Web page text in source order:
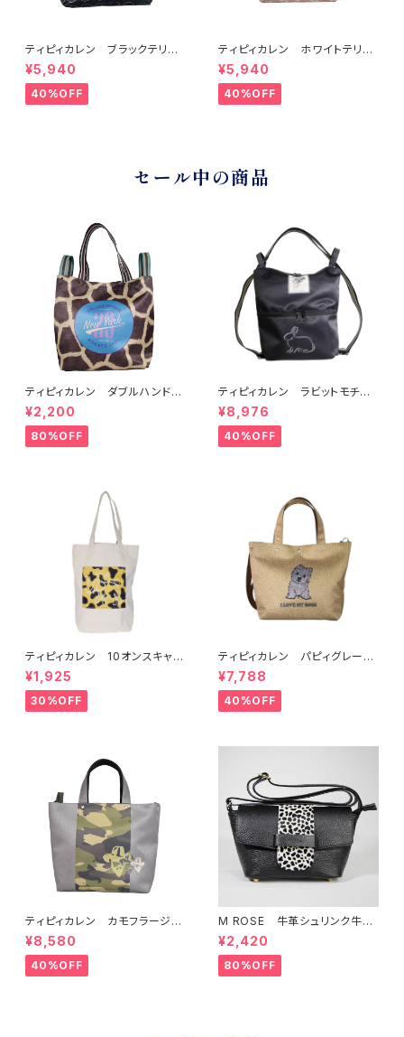
ティピィカレン ブラックテリア2
WAYミニトートバッグ
¥5,940
40%OFF
ティピィカレン ホワイトテリア
2WAYミニトートバッグ
¥5,940
40%OFF
セール中の商品
ティピィカレン ダブルハンドル
ジラフビッグトートバッグ
¥2,200
80%OFF
ティピィカレン ラビットモチー
フ2WAYショルダーリュック
¥8,976
40%OFF
ティピィカレン 10オンスキャン
バス外ポケット縦長マイバッグ
¥1,925
30%OFF
ティピィカレン パピィグレーテ
リア2WAYハンドバッグ
¥7,788
40%OFF
ティピィカレン カモフラージュ
柄スクエア2WAYバッグ
¥8,580
40%OFF
M ROSE 牛革シュリンク牛毛
ダルメシアンプリントフラップシ
ョルダーバッグ ブラック
¥2,420
80%OFF